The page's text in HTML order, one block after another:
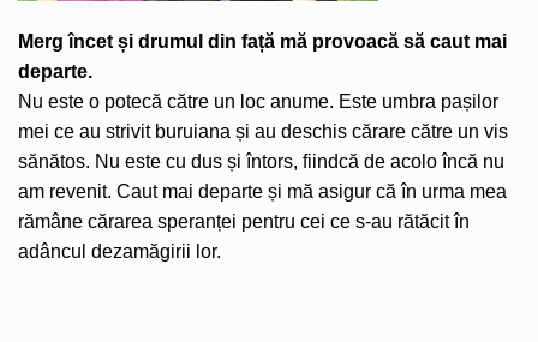
Merg încet și drumul din față mă provoacă să caut mai
departe.
Nu este o potecă către un loc anume. Este umbra pașilor
mei ce au strivit buruiana și au deschis cărare către un vis
sănătos. Nu este cu dus și întors, fiindcă de acolo încă nu
am revenit. Caut mai departe și mă asigur că în urma mea
rămâne cărarea speranței pentru cei ce s-au rătăcit în
adâncul dezamăgirii lor.